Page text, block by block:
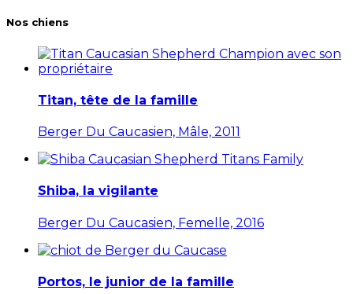
Nos chiens
Titan, tête de la famille
Berger Du Caucasien, Mâle, 2011
Shiba, la vigilante
Berger Du Caucasien, Femelle, 2016
Portos, le junior de la famille